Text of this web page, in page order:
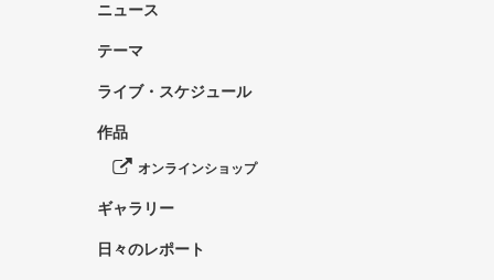
ニュース
テーマ
ライブ・スケジュール
作品
オンラインショップ
ギャラリー
日々のレポート